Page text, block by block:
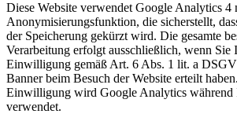
Diese Website verwendet Google Analytics 4
Anonymisierungsfunktion, die sicherstellt,
der Speicherung gekürzt wird. Die gesamte
Verarbeitung erfolgt ausschließlich, wenn Sie
Einwilligung gemäß Art. 6 Abs. 1 lit. a
Banner beim Besuch der Website erteilt
Einwilligung wird Google Analytics während
verwendet.